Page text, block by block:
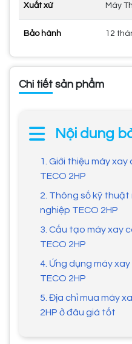
Xuất xứ Máy
Bảo hành 12
Chi tiết sản phẩm
Nội dung
1. Giới thiệu máy
TECO 2HP
2. Thông số kỹ
nghiệp TECO 2HP
3. Cấu tạo máy xay
TECO 2HP
4. Ứng dụng máy
TECO 2HP
5. Địa chỉ mua máy
2HP ở đâu giá tốt